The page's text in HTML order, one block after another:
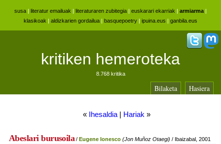
susa | literatur emailuak | literaturaren zubitegia | euskarari ekarriak | armiarma |
klasikoak | aldizkarien gordailua | basquepoetry | ipuina.eus | ganbila.eus
kritiken hemeroteka
8.768 kritika
Bilaketa Hasiera
« Ihesaldia | Hariak »
Abeslari burusoila/ Eugene Ionesco (Jon Muñoz Otaegi) / Ibaizabal, 2001